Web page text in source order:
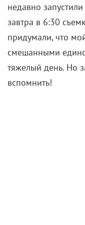
недавно
завтра в 6:30
придумали, что
смешанными
тяжелый день. Но
вспомнить!